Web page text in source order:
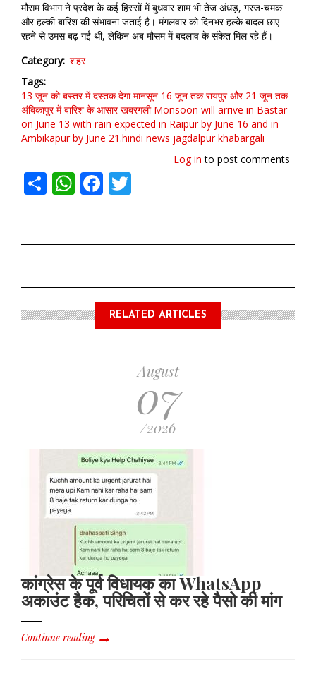
मौसम विभाग ने प्रदेश के कई हिस्सों में बुधवार शाम भी तेज अंधड़, गरज-चमक
और हल्की बारिश की संभावना जताई है। मंगलवार को दिनभर हल्के बादल छाए
रहने से उमस बढ़ गई थी, लेकिन अब मौसम में बदलाव के संकेत मिल रहे हैं।
Category शहर
Tags
13 जून को बस्तर में दस्तक देगा मानसून 16 जून तक रायपुर और 21 जून तक
अंबिकापुर में बारिश के आसार खबरगली Monsoon will arrive in Bastar
on June 13 with rain expected in Raipur by June 16 and in
Ambikapur by June 21.hindi news jagdalpur khabargali
Log in to post comments
ShareWhatsApp
Facebook
RELATED ARTICLES
August
07
/2026
कांग्रेस के पूर्व विधायक का WhatsApp
अकाउंट हैक, परिचितों से कर रहे पैसो की मांग
Continue reading